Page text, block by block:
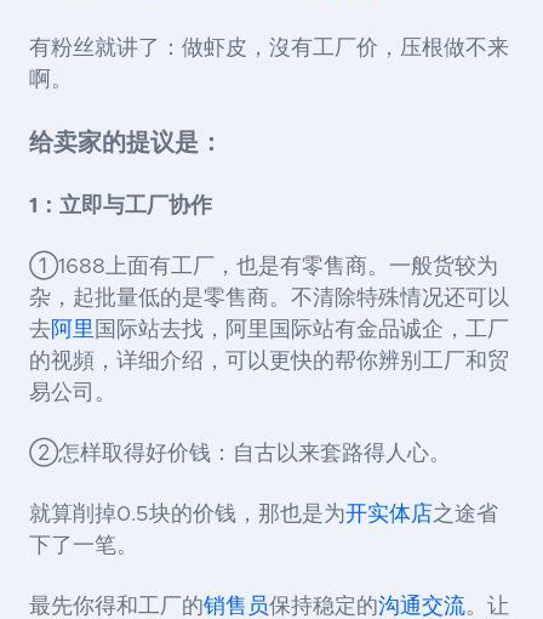
有粉丝就讲了：做虾皮，沒有工厂价，压根做不来
啊。
给卖家的提议是：
1：立即与工厂协作
①1688上面有工厂，也是有零售商。一般货较为
杂，起批量低的是零售商。不清除特殊情况还可以
去 阿里 国际站去找，阿里国际站有金品诚企，工厂
的视頻，详细介绍，可以更快的帮你辨别工厂和贸
易公司。
②怎样取得好价钱：自古以来套路得人心。
就算削掉0.5块的价钱，那也是为开实体店之途省
下了一笔。
最先你得和工厂的销售员保持稳定的沟通交流。让